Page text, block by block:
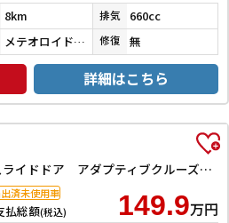
8km 排気 660cc
メテオロイドグレーメタリック 修復 無
詳細はこちら
ベースグレード 片側電動スライドドア アダプティブクルーズコントロール LEDヘッドライト クリアランスソナー スマートキー アイドリングストップ CVT ESC チップアップシート エアコン パワーウィンドウ
払総額(税込) 149.9万円
済未使用車